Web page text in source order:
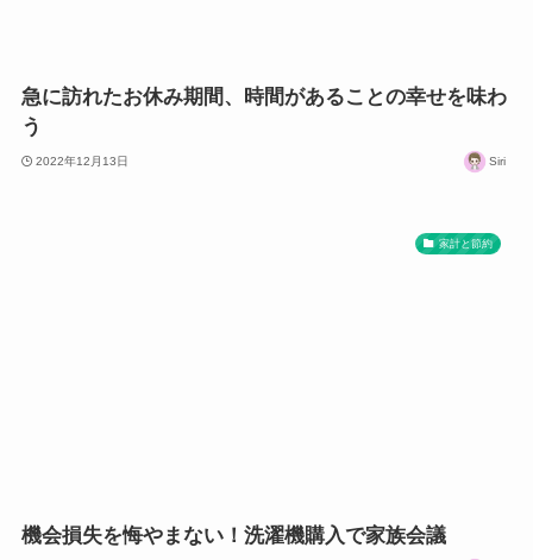
急に訪れたお休み期間、時間があることの幸せを味わ
う
2022年12月13日 Siri
家計と節約
機会損失を悔やまない！洗濯機購入で家族会議